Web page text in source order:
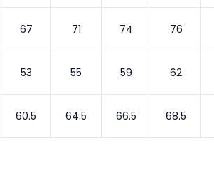
67 71 74 76
53 55 59 62
60.5 64.5 66.5 68.5